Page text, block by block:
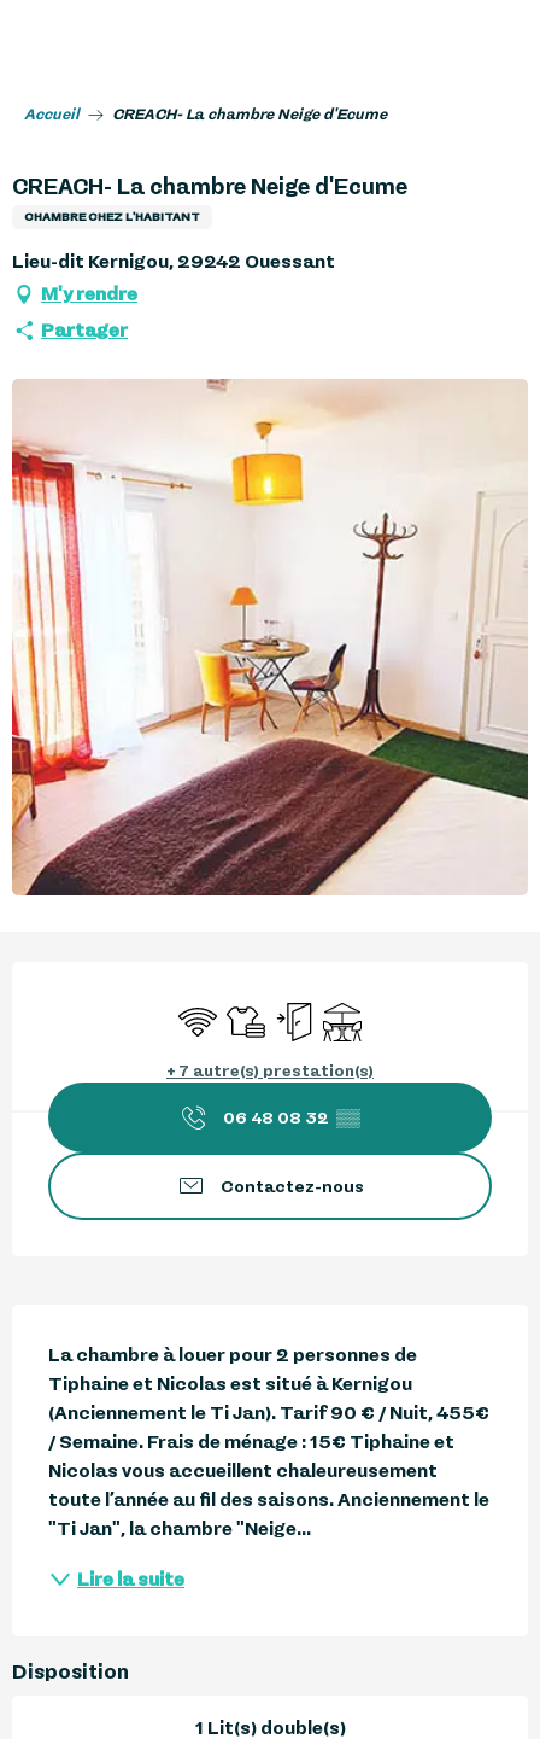
Accueil CREACH- La chambre Neige d'Ecume
CREACH- La chambre Neige d'Ecume
CHAMBRE CHEZ L'HABITANT
Lieu-dit Kernigou, 29242 Ouessant
M'y rendre
Partager
WiFi Draps et linge
Entrée indépendante
Terrasse
+ 7 autre(s) prestation(s)
06 48 08 32 ▒▒
Contactez-nous
La chambre à louer pour 2 personnes de
Tiphaine et Nicolas est situé à Kernigou
(Anciennement le Ti Jan). Tarif 90 € / Nuit, 455€
/ Semaine. Frais de ménage : 15€ Tiphaine et
Nicolas vous accueillent chaleureusement
toute l’année au fil des saisons. Anciennement le
"Ti Jan", la chambre "Neige...
Lire la suite
Disposition
1 Lit(s) double(s)